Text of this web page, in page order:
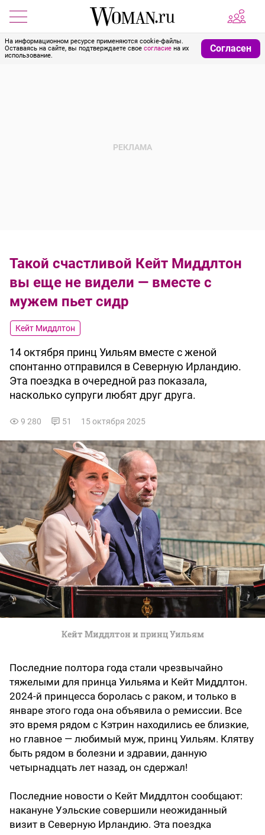
На информационном ресурсе применяются cookie-файлы.
Оставаясь на сайте, вы подтверждаете свое согласие на их
использование.
Согласен
Такой счастливой Кейт Миддлтон
вы еще не видели — вместе с
мужем пьет сидр
Кейт Миддлтон
14 октября принц Уильям вместе с женой
спонтанно отправился в Северную Ирландию.
Эта поездка в очередной раз показала,
насколько супруги любят друг друга.
9 280 51 15 октября 2025
Кейт Миддлтон и принц Уильям
Последние полтора года стали чрезвычайно
тяжелыми для принца Уильяма и Кейт Миддлтон.
2024-й принцесса боролась с раком, и только в
январе этого года она объявила о ремиссии. Все
это время рядом с Кэтрин находились ее близкие,
но главное — любимый муж, принц Уильям. Клятву
быть рядом в болезни и здравии, данную
четырнадцать лет назад, он сдержал!
Последние новости о Кейт Миддлтон сообщают:
накануне Уэльские совершили неожиданный
визит в Северную Ирландию. Эта поездка